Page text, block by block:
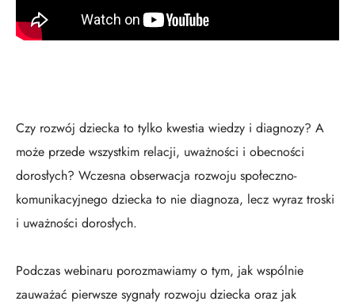
Czy rozwój dziecka to tylko kwestia wiedzy i diagnozy? A
może przede wszystkim relacji, uważności i obecności
dorosłych? Wczesna obserwacja rozwoju społeczno-
komunikacyjnego dziecka to nie diagnoza, lecz wyraz troski
i uważności dorosłych.
Podczas webinaru porozmawiamy o tym, jak wspólnie
zauważać pierwsze sygnały rozwoju dziecka oraz jak